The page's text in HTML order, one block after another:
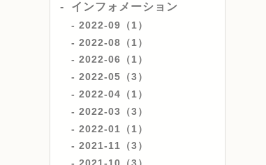
インフォメーション
2022-09（1）
2022-08（1）
2022-06（1）
2022-05（3）
2022-04（1）
2022-03（3）
2022-01（1）
2021-11（3）